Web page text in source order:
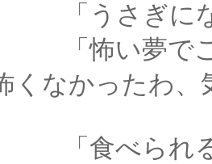
になって
でござるな
くなかったわ
れるの